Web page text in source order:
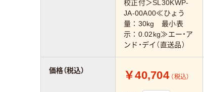
校正付＞SL30KWP-
JA-00A00≪ひょう
量：30kg 最小表
示：0.02kg≫エー・ア
ンド・デイ（直送品）
￥40,704 （税込）
価格（税込）